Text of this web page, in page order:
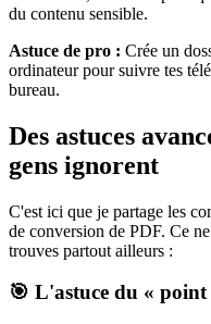
du contenu sensible.
Astuce de pro : Crée un
ordinateur pour suivre tes
bureau.
Des astuces
gens ignorent
C'est ici que je partage les
de conversion de PDF. Ce
trouves partout ailleurs :
🎯 L'astuce du «